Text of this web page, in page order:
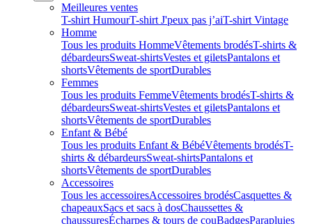
Meilleures ventes
T-shirt HumourT-shirt J'peux pas j’aiT-shirt Vintage
Homme
Tous les produits HommeVêtements brodésT-shirts &
débardeursSweat-shirtsVestes et giletsPantalons et
shortsVêtements de sportDurables
Femmes
Tous les produits FemmeVêtements brodésT-shirts &
débardeursSweat-shirtsVestes et giletsPantalons et
shortsVêtements de sportDurables
Enfant & Bébé
Tous les produits Enfant & BébéVêtements brodésT-
shirts & débardeursSweat-shirtsPantalons et
shortsVêtements de sportDurables
Accessoires
Tous les accessoiresAccessoires brodésCasquettes &
chapeauxSacs et sacs à dosChaussettes &
chaussuresÉcharpes & tours de couBadgesParapluies